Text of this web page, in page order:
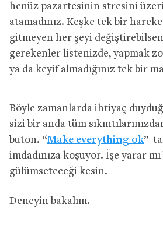
henüz pazartesinin stresini
atamadınız. Keşke tek bir
gitmeyen her şeyi
gerekenler listenizde, yapmak
ya da keyif almadığınız tek bir
Böyle zamanlarda ihtiyaç
sizi bir anda tüm
buton. “Make everything ok”
imdadınıza koşuyor. İşe yarar
gülümseteceği kesin.
Deneyin bakalım.